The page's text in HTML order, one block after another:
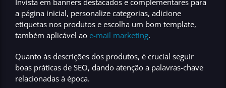
a página inicial, personalize categorias, adicione
etiquetas nos produtos e escolha um bom template,
também aplicável ao e-mail marketing.
Quanto às descrições dos produtos, é crucial seguir
boas práticas de SEO, dando atenção a palavras-chave
relacionadas à época.